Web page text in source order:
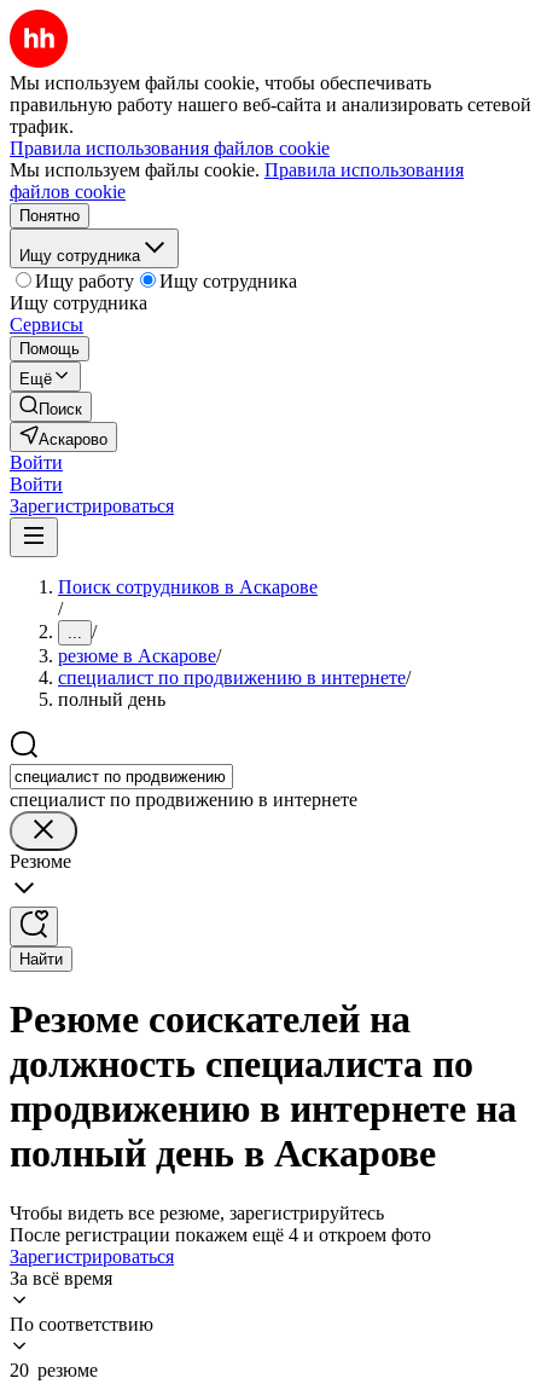
Мы используем файлы cookie, чтобы обеспечивать
правильную работу нашего веб-сайта и анализировать сетевой
трафик.
Правила использования файлов cookie
Мы используем файлы cookie. Правила использования
файлов cookie
Понятно
Ищу сотрудника
Ищу работу
Ищу сотрудника
Ищу сотрудника
Сервисы
Помощь
Ещё
Поиск
Аскарово
Войти
Войти
Зарегистрироваться
Поиск сотрудников в Аскарове
/
... /
резюме в Аскарове/
специалист по продвижению в интернете/
полный день
специалист по продвижению в интернете
Резюме
Найти
Резюме соискателей на
должность специалиста по
продвижению в интернете на
полный день в Аскарове
Чтобы видеть все резюме, зарегистрируйтесь
После регистрации покажем ещё 4 и откроем фото
Зарегистрироваться
За всё время
По соответствию
20 резюме